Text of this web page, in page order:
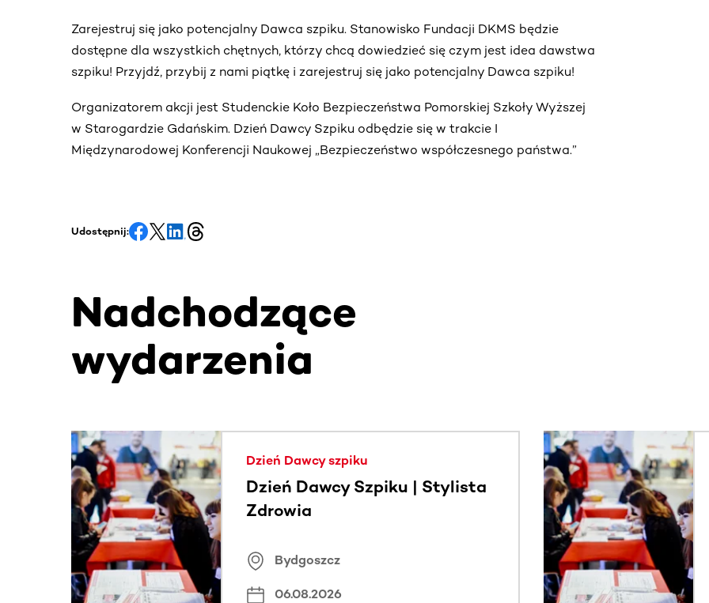
Zarejestruj się jako potencjalny Dawca szpiku. Stanowisko Fundacji DKMS będzie
dostępne dla wszystkich chętnych, którzy chcą dowiedzieć się czym jest idea dawstwa
szpiku! Przyjdź, przybij z nami piątkę i zarejestruj się jako potencjalny Dawca szpiku!
Organizatorem akcji jest Studenckie Koło Bezpieczeństwa Pomorskiej Szkoły Wyższej
w Starogardzie Gdańskim. Dzień Dawcy Szpiku odbędzie się w trakcie I
Międzynarodowej Konferencji Naukowej „Bezpieczeństwo współczesnego państwa.”
Udostępnij:
Nadchodzące
wydarzenia
Ta sekcja zawiera treści przewijane w poziomie. Użyj klawisza Tab lub przesuń palcem, aby zobaczyć
Dzień Dawcy szpiku
Dzień Dawcy Szpiku | Stylista
Zdrowia
Bydgoszcz
06.08.2026